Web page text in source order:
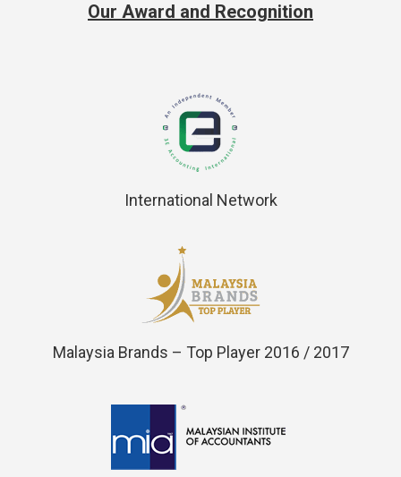
Our Award and Recognition
International Network
Malaysia Brands – Top Player 2016 / 2017